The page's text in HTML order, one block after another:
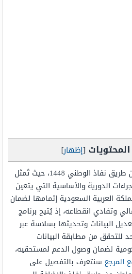
[إظهار]
تحديث حساب المواطن عن طريق نفاذ الوطني 1448، حيث تُمثل
الدورية والأساسية التي يتعين
العربية السعودية إتمامها لضمان
وتفادي انقطاعه، إذ يُتيح برنامج
البيانات وتحديثها بسلاسة عبر
للتحقق من مطابقة البيانات
لضمان وصول الدعم لمستحقيه،
المرجع سنتعرف بالتفصيل على